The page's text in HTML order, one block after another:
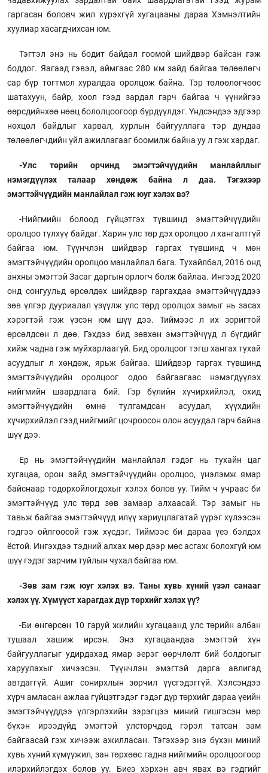
гаргасан боловч жил хүрэхгүй хугацааны дараа Хэмнэлтийн
хуулиар хасагдчихсан юм.
Тэгтэл энэ нь бодит байдал гоомой шийдвэр байсан гэж
боддог. Яагаад гэвэл, аймгаас 280 км зайд байгаа төлөөлөгч
сар бүр тогтмол хуралдаа оролцож байна. Тэр төлөөлөгчөөс
шатахуун, байр, хоол гээд зардал гарч байгаа ч үүнийгээ
өөрсдийнхөө нөөц бололцоогоор бүрдүүлдэг. Үндсэндээ эдгээр
нөхцөл байдлыг харвал, хурлын байгууллага тэр дундаа
төлөөлөгчдийн үйл ажиллагааг боомилж байна уу л гэж хардаг.
-Улс төрийн орчинд эмэгтэйчүүдийн манлайллыг
нэмэгдүүлэх талаар хөндөж байна л даа. Тэгэхээр
эмэгтэйчүүдийн манлайлал гэж юуг хэлэх вэ?
-Нийгмийн болоод гүйцэтгэх түвшинд эмэгтэйчүүдийн
оролцоо түлхүү байдаг. Харин улс төр дэх оролцоо л хангалтгүй
байгаа юм. Түүнчлэн шийдвэр гаргах түвшинд ч мөн
эмэгтэйчүүдийн оролцоо манлайлал бага. Тухайлбал, 2016 онд
анхны эмэгтэй Засаг даргын орлогч болж байлаа. Ингээд 2020
онд сонгуульд өрсөлдөх шийдвэр гаргахдаа эмэгтэйчүүддээ
зөв үлгэр дууриалал үзүүлж улс төрд оролцох замыг нь засах
хэрэгтэй гэж үзсэн юм шүү дээ. Тиймээс л их зоригтой
өрсөлдсөн л дөө. Гэхдээ бид зөвхөн эмэгтэйчүүд л бүгдийг
хийж чадна гэж муйхарлаагүй. Бид оролцоог тэгш хангах тухай
асуудлыг л хөндөж, ярьж байгаа. Шийдвэр гаргах түвшинд
эмэгтэйчүүдийн оролцоог одоо байгаагаас нэмэгдүүлэх
нийгмийн шаардлага бий. Гэр бүлийн хүчирхийлэл, охид
эмэгтэйчүүдийн өмнө тулгамдсан асуудал, хүүхдийн
хүчирхийлэл гээд нийгмийг цочроосон олон асуудал гарч байна
шүү дээ.
Ер нь эмэгтэйчүүдийн манлайлал гэдэг нь тухайн цаг
хугацаа, орон зайд эмэгтэйчүүдийн оролцоо, үнэлэмж ямар
байснаар тодорхойлогдохыг хэлэх болов уу. Тийм ч учраас би
эмэгтэйчүүд улс төрд зөв замаар алхаасай. Тэр замыг нь
тавьж байгаа эмэгтэйчүүд илүү хариуцлагатай үүрэг хүлээсэн
гэдгээ ойлгоосой гэж хүсдэг. Тиймээс би дараа үеэ бэлдэх
ёстой. Ингэхдээ тэдний алхах мөр дээр мөс асгаж болохгүй юм
шүү гэдэг зарчим туйлын чухал байгаа юм.
-Зөв зам гэж юуг хэлэх вэ. Таны хувь хүний үзэл санааг
хэлэх үү. Хүмүүст харагдах дүр төрхийг хэлэх үү?
-Би өнгөрсөн 10 гаруй жилийн хугацаанд улс төрийн албан
тушаал хашиж ирсэн. Энэ хугацаандаа эмэгтэй хүн
байгууллагыг удирдахад ямар эерэг өөрчлөлт бий болдогыг
харуулахыг хичээсэн. Түүнчлэн эмэгтэй дарга авлигад
автдаггүй. Ашиг сонирхлын зөрчил үүсгэдэггүй. Хэлсэндээ
хүрч амласан ажлаа гүйцэтгэдэг гэдэг дүр төрхийг дараа үеийн
эмэгтэйчүүддээ үлгэрлэхийн зэрэгцээ миний гишгэсэн мөр
бүхэн ирээдүйд эмэгтэй улстөрчдөд гэрэл татсан зам
байгаасай гэж хичээж ажилласан. Тэгэхээр энэ бүхэн миний
хувь хүний хүмүүжил, зан төрхөөс гадна нийгмийн оролцоогоор
илэрхийлэгдэх болов уу. Биеэ хэрхэн авч явах вэ гэдгийг